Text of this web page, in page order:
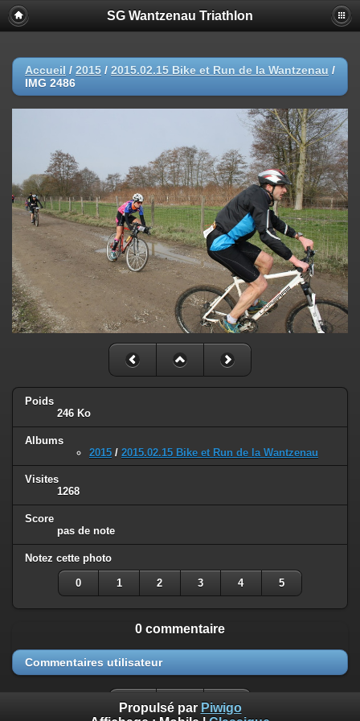
SG Wantzenau Triathlon
Accueil / 2015 / 2015.02.15 Bike et Run de la Wantzenau /
IMG 2486
Poids
246 Ko
Albums
2015 / 2015.02.15 Bike et Run de la Wantzenau
Visites
1268
Score
pas de note
Notez cette photo
0 1 2 3 4 5
0 commentaire
Commentaires utilisateur
Propulsé par Piwigo